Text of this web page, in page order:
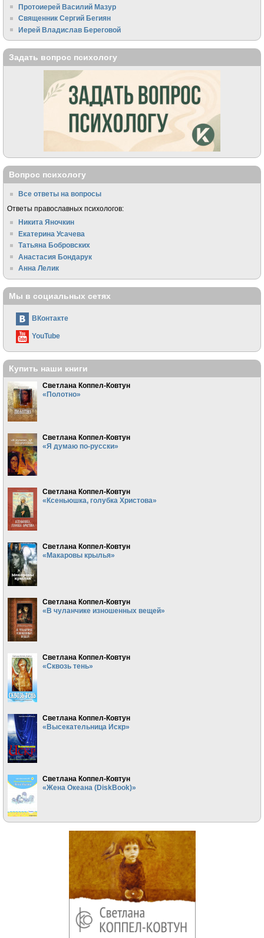
Протоиерей Василий Мазур
Священник Сергий Бегиян
Иерей Владислав Береговой
Задать вопрос психологу
Вопрос психологу
Все ответы на вопросы
Ответы православных психологов:
Никита Яночкин
Екатерина Усачева
Татьяна Бобровских
Анастасия Бондарук
Анна Лелик
Мы в социальных сетях
ВКонтакте
YouTube
Купить наши книги
Светлана Коппел-Ковтун
«Полотно»
Светлана Коппел-Ковтун
«Я думаю по-русски»
Светлана Коппел-Ковтун
«Ксеньюшка, голубка Христова»
Светлана Коппел-Ковтун
«Макаровы крылья»
Светлана Коппел-Ковтун
«В чуланчике изношенных вещей»
Светлана Коппел-Ковтун
«Сквозь тень»
Светлана Коппел-Ковтун
«Высекательница Искр»
Светлана Коппел-Ковтун
«Жена Океана (DiskBook)»